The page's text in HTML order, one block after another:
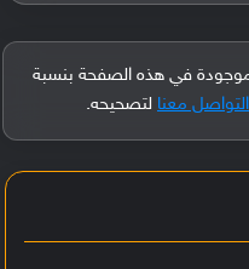
في هذه الصفحة بنسبة
التواصل معنا لتصحيحه.